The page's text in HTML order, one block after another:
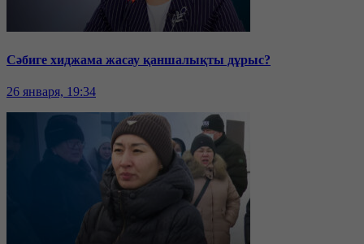
Сәбиге хиджама жасау қаншалықты дұрыс?
26 января, 19:34